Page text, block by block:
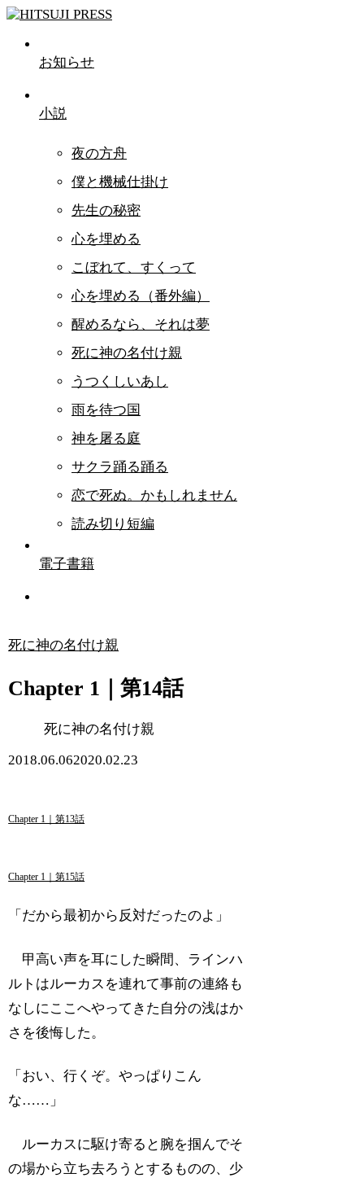
お知らせ
小説
夜の方舟
僕と機械仕掛け
先生の秘密
心を埋める
こぼれて、すくって
心を埋める（番外編）
醒めるなら、それは夢
死に神の名付け親
うつくしいあし
雨を待つ国
神を屠る庭
サクラ踊る踊る
恋で死ぬ。かもしれません
読み切り短編
電子書籍
死に神の名付け親
Chapter 1｜第14話
死に神の名付け親
2018.06.062020.02.23
Chapter 1｜第13話
Chapter 1｜第15話
「だから最初から反対だったのよ」
甲高い声を耳にした瞬間、ラインハ
ルトはルーカスを連れて事前の連絡も
なしにここへやってきた自分の浅はか
さを後悔した。
「おい、行くぞ。やっぱりこん
な……」
ルーカスに駆け寄ると腕を掴んでそ
の場から立ち去ろうとするものの、少